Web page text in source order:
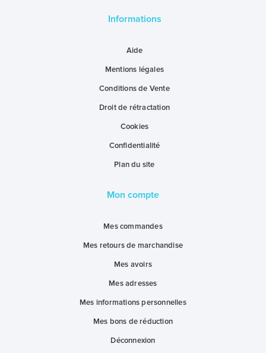
Informations
Aide
Mentions légales
Conditions de Vente
Droit de rétractation
Cookies
Confidentialité
Plan du site
Mon compte
Mes commandes
Mes retours de marchandise
Mes avoirs
Mes adresses
Mes informations personnelles
Mes bons de réduction
Déconnexion